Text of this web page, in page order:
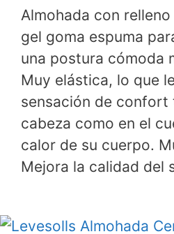
Almohada con
gel goma espuma
una postura cómoda
Muy elástica, lo que
sensación de confort
cabeza como en el
calor de su cuerpo.
Mejora la calidad del